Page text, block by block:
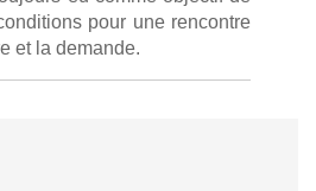
pour une rencontre
et la demande.